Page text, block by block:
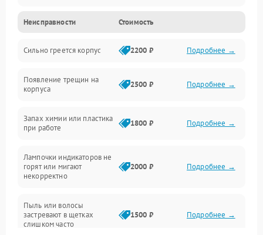
Неисправность датчиков
Неисправность программного обеспечения
Проблемы с сигналом
Батарея
Программные сбои
Неисправности Стоимость
Сильно греется корпус 2200 ₽ Подробнее →
Появление трещин на
корпуса
2500 ₽ Подробнее →
Запах химии или пластика
при работе
1800 ₽ Подробнее →
Лампочки индикаторов не
горят или мигают
некорректно
2000 ₽ Подробнее →
Пыль или волосы
застревают в щетках
слишком часто
1500 ₽ Подробнее →